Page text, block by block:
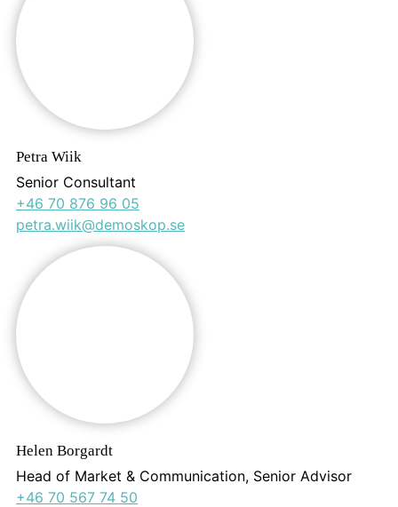
Petra Wiik
Senior Consultant
+46 70 876 96 05
petra.wiik@demoskop.se
Helen Borgardt
Head of Market & Communication, Senior Advisor
+46 70 567 74 50